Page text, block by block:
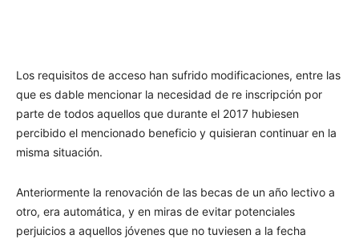
Los requisitos de acceso han sufrido modificaciones, entre las
que es dable mencionar la necesidad de re inscripción por
parte de todos aquellos que durante el 2017 hubiesen
percibido el mencionado beneficio y quisieran continuar en la
misma situación.
Anteriormente la renovación de las becas de un año lectivo a
otro, era automática, y en miras de evitar potenciales
perjuicios a aquellos jóvenes que no tuviesen a la fecha